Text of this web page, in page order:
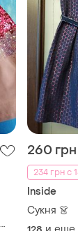
260 грн
234 грн с
Inside
Сукня 👗